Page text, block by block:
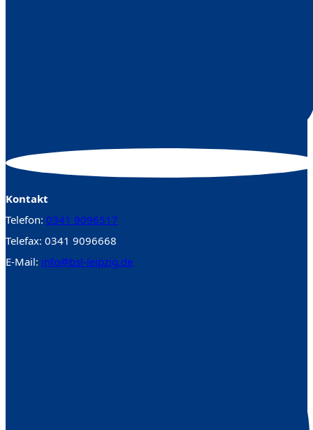
Kontakt
Telefon: 0341 9096517
Telefax: 0341 9096668
E-Mail: info@bsl-leipzig.de